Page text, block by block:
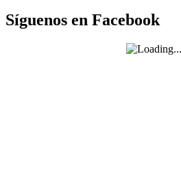
Síguenos en Facebook